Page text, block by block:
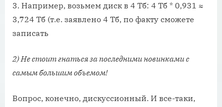
Например, возьмем диск в 4 Тб: 4 Тб * 0,931 ≈
3,724 Тб (т.е. заявлено 4 Тб, по факту сможете
записать
2) Не стоит гнаться за последними новинками с
самым большим объемом!
Вопрос, конечно, дискуссионный. И все-таки,